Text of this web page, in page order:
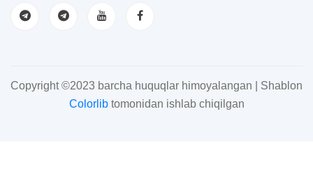
Copyright ©2023 barcha huquqlar himoyalangan | Shablon
Colorlibtomonidan ishlab chiqilgan